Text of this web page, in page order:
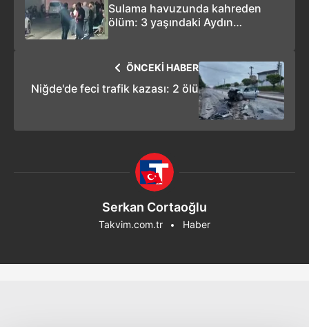
Sulama havuzunda kahreden
ölüm: 3 yaşındaki Aydın
ÖNCEKİ HABER
Niğde'de feci trafik kazası: 2 ölü
Serkan Cortaoğlu
Takvim.com.tr Haber